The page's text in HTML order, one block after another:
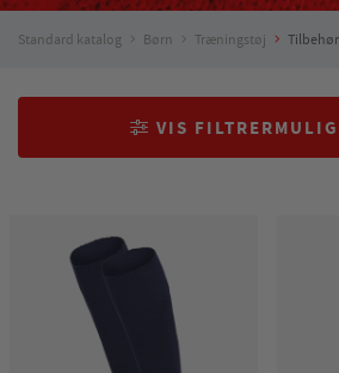
Standard katalog Børn Træningstøj Tilbehør
VIS